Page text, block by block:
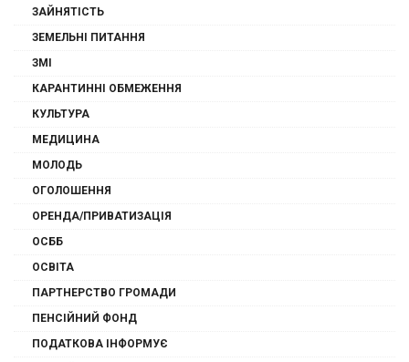
ЗАЙНЯТІСТЬ
ЗЕМЕЛЬНІ ПИТАННЯ
ЗМІ
КАРАНТИННІ ОБМЕЖЕННЯ
КУЛЬТУРА
МЕДИЦИНА
МОЛОДЬ
ОГОЛОШЕННЯ
ОРЕНДА/ПРИВАТИЗАЦІЯ
ОСББ
ОСВІТА
ПАРТНЕРСТВО ГРОМАДИ
ПЕНСІЙНИЙ ФОНД
ПОДАТКОВА ІНФОРМУЄ